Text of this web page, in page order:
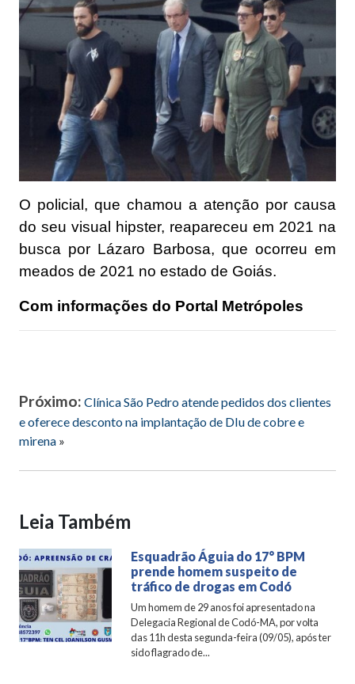
O policial, que chamou a atenção por causa
do seu visual hipster, reapareceu em 2021 na
busca por Lázaro Barbosa, que ocorreu em
meados de 2021 no estado de Goiás.
Com informações do Portal Metrópoles
Próximo: Clínica São Pedro atende pedidos dos clientes
e oferece desconto na implantação de DIu de cobre e
mirena »
Leia Também
Esquadrão Águia do 17° BPM
prende homem suspeito de
tráfico de drogas em Codó
Um homem de 29 anos foi apresentado na
Delegacia Regional de Codó-MA, por volta
das 11h desta segunda-feira (09/05), após ter
sido flagrado de...